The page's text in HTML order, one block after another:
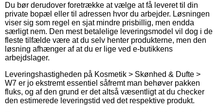
Du bør derudover foretrække at vælge at få leveret til din
private bopæl eller til adressen hvor du arbejder. Løsningen
viser sig som regel en sjat mindre prisbillig, men endda
særligt nem. Den mest betalelige leveringsmodel vil dog i de
fleste tilfælde være at du selv henter produkterne, men den
løsning afhænger af at du er lige ved e-butikkens
arbejdslager.
Leveringshastigheden på Kosmetik > Skønhed & Dufte >
W7 er jo ekstremt essentiel såfremt man behøver pakken
fluks, og af den grund er det altså væsentligt at du checker
den estimerede leveringstid ved det respektive produkt.